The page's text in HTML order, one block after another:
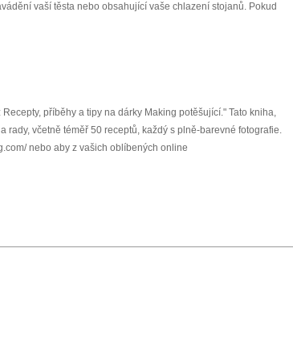
vaší těsta nebo obsahující vaše chlazení stojanů. Pokud
příběhy a tipy na dárky Making potěšující." Tato kniha,
včetně téměř 50 receptů, každý s plně-barevné fotografie.
nebo aby z vašich oblíbených online